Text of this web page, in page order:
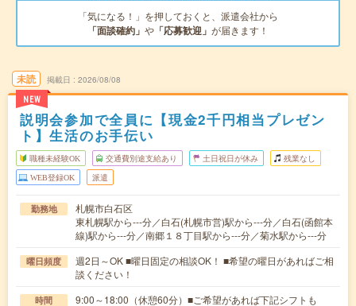
「気になる！」を押しておくと、派遣会社から
「面談確約」 や 「応募歓迎」 が届きます！
未読
NEW
掲載日 2026/08/08
説明会参加で全員に【現金2千円相当プレゼン
ト】生活のお手伝い
職種未経験OK 交通費別途支給あり 土日祝日が休み 残業なし
WEB登録OK 派遣
勤務地
札幌市白石区
東札幌駅から---分／白石(札幌市営)駅から---分／白石(函館本
線)駅から---分／南郷１８丁目駅から---分／菊水駅から---分
曜日頻度
週2日～OK ■曜日固定の相談OK！ ■希望の曜日があればご相
談ください！
時間
9:00～18:00（休憩60分）■ご希望があれば下記シフトも